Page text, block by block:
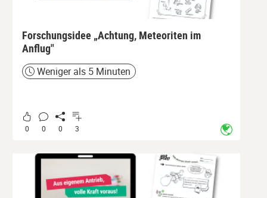
Forschungsidee „Achtung, Meteoriten im
Anflug"
ZeitWeniger als 5 Minuten
0 0 0 3